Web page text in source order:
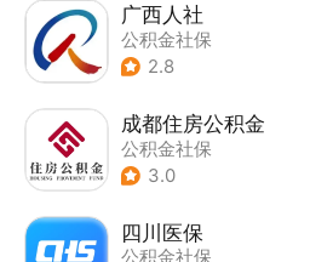
广西人社
公积金社保
2.8
成都住房公积金
公积金社保
3.0
四川医保
公积金社保